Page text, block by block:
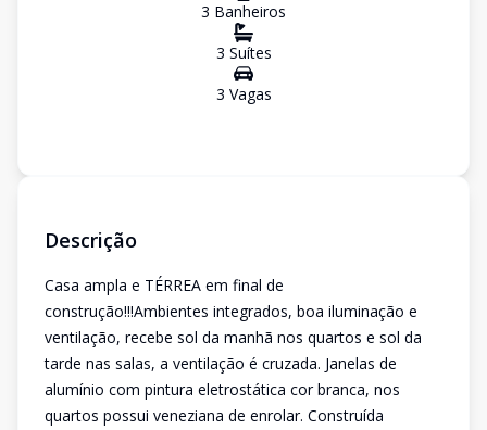
3 Banheiros
3 Suítes
3 Vagas
Descrição
Casa ampla e TÉRREA em final de
construção!!!Ambientes integrados, boa iluminação e
ventilação, recebe sol da manhã nos quartos e sol da
tarde nas salas, a ventilação é cruzada. Janelas de
alumínio com pintura eletrostática cor branca, nos
quartos possui veneziana de enrolar. Construída